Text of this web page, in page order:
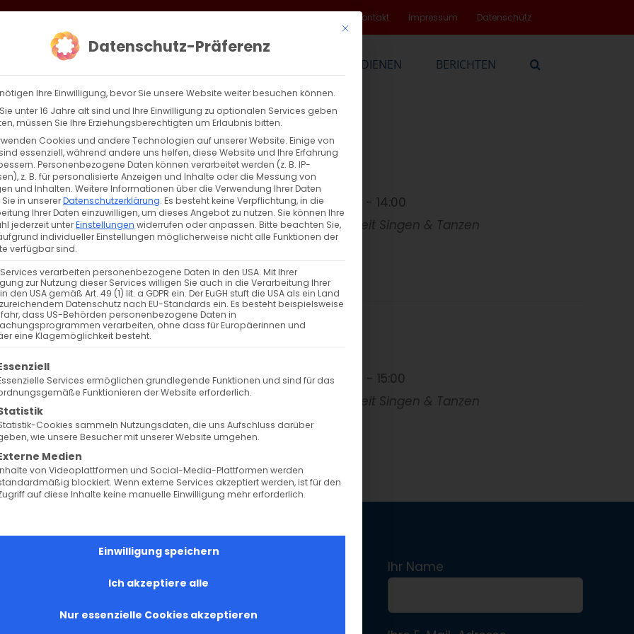
Kontakt Impressum Datenschutz
DIENEN BERICHTEN
Armenische Tänze
18. Mai 2024
12:00 - 14:00
Bürgertreff Lamm
Freizeit Singen & Tanzen
WEITERE INFORMATIONEN
Armenische Tänze
18. Mai 2024
13:00 - 15:00
Bürgertreff Lamm
Freizeit Singen & Tanzen
Göppingen
SERVICE
Gemeinde Online
Gebetsanliegen
Ihr Name
Mit diesem Button wird der Dialog geschlossen. Seine
Datenschutz-Präferenz
Ihre Einwilligung, bevor Sie unsere Website weiter besuchen können.
unter 16 Jahre alt sind und Ihre Einwilligung zu optionalen Services geben
müssen Sie Ihre Erziehungsberechtigten um Erlaubnis bitten.
Cookies und andere Technologien auf unserer Website. Einige von
essenziell, während andere uns helfen, diese Website und Ihre Erfahrung
Personenbezogene Daten können verarbeitet werden (z. B. IP-
z. B. für personalisierte Anzeigen und Inhalte oder die Messung von
und Inhalten. Weitere Informationen über die Verwendung Ihrer Daten
in unsererDatenschutzerklärung. Es besteht keine Verpflichtung, in die
Ihrer Daten einzuwilligen, um dieses Angebot zu nutzen. Sie können Ihre
jederzeit unterEinstellungen widerrufen oder anpassen. Bitte beachten Sie,
individueller Einstellungen möglicherweise nicht alle Funktionen der
verfügbar sind.
verarbeiten personenbezogene Daten in den USA. Mit Ihrer
zur Nutzung dieser Services willigen Sie auch in die Verarbeitung Ihrer
den USA gemäß Art. 49 (1) lit. a GDPR ein. Der EuGH stuft die USA als ein Land
Datenschutz nach EU-Standards ein. Es besteht beispielsweise
dass US-Behörden personenbezogene Daten in
verarbeiten, ohne dass für Europäerinnen und
eine Klagemöglichkeit besteht.
eine Liste der Service-Gruppen, für die eine Einwilligung erteilt werden kann. Die erste Service-
Services ermöglichen grundlegende Funktionen und sind für das
Funktionieren der Website erforderlich.
Cookies sammeln Nutzungsdaten, die uns Aufschluss darüber
wie unsere Besucher mit unserer Website umgehen.
Medien
von Videoplattformen und Social-Media-Plattformen werden
blockiert. Wenn externe Services akzeptiert werden, ist für den
auf diese Inhalte keine manuelle Einwilligung mehr erforderlich.
Einwilligung speichern
Ich akzeptiere alle
Nur essenzielle Cookies akzeptieren